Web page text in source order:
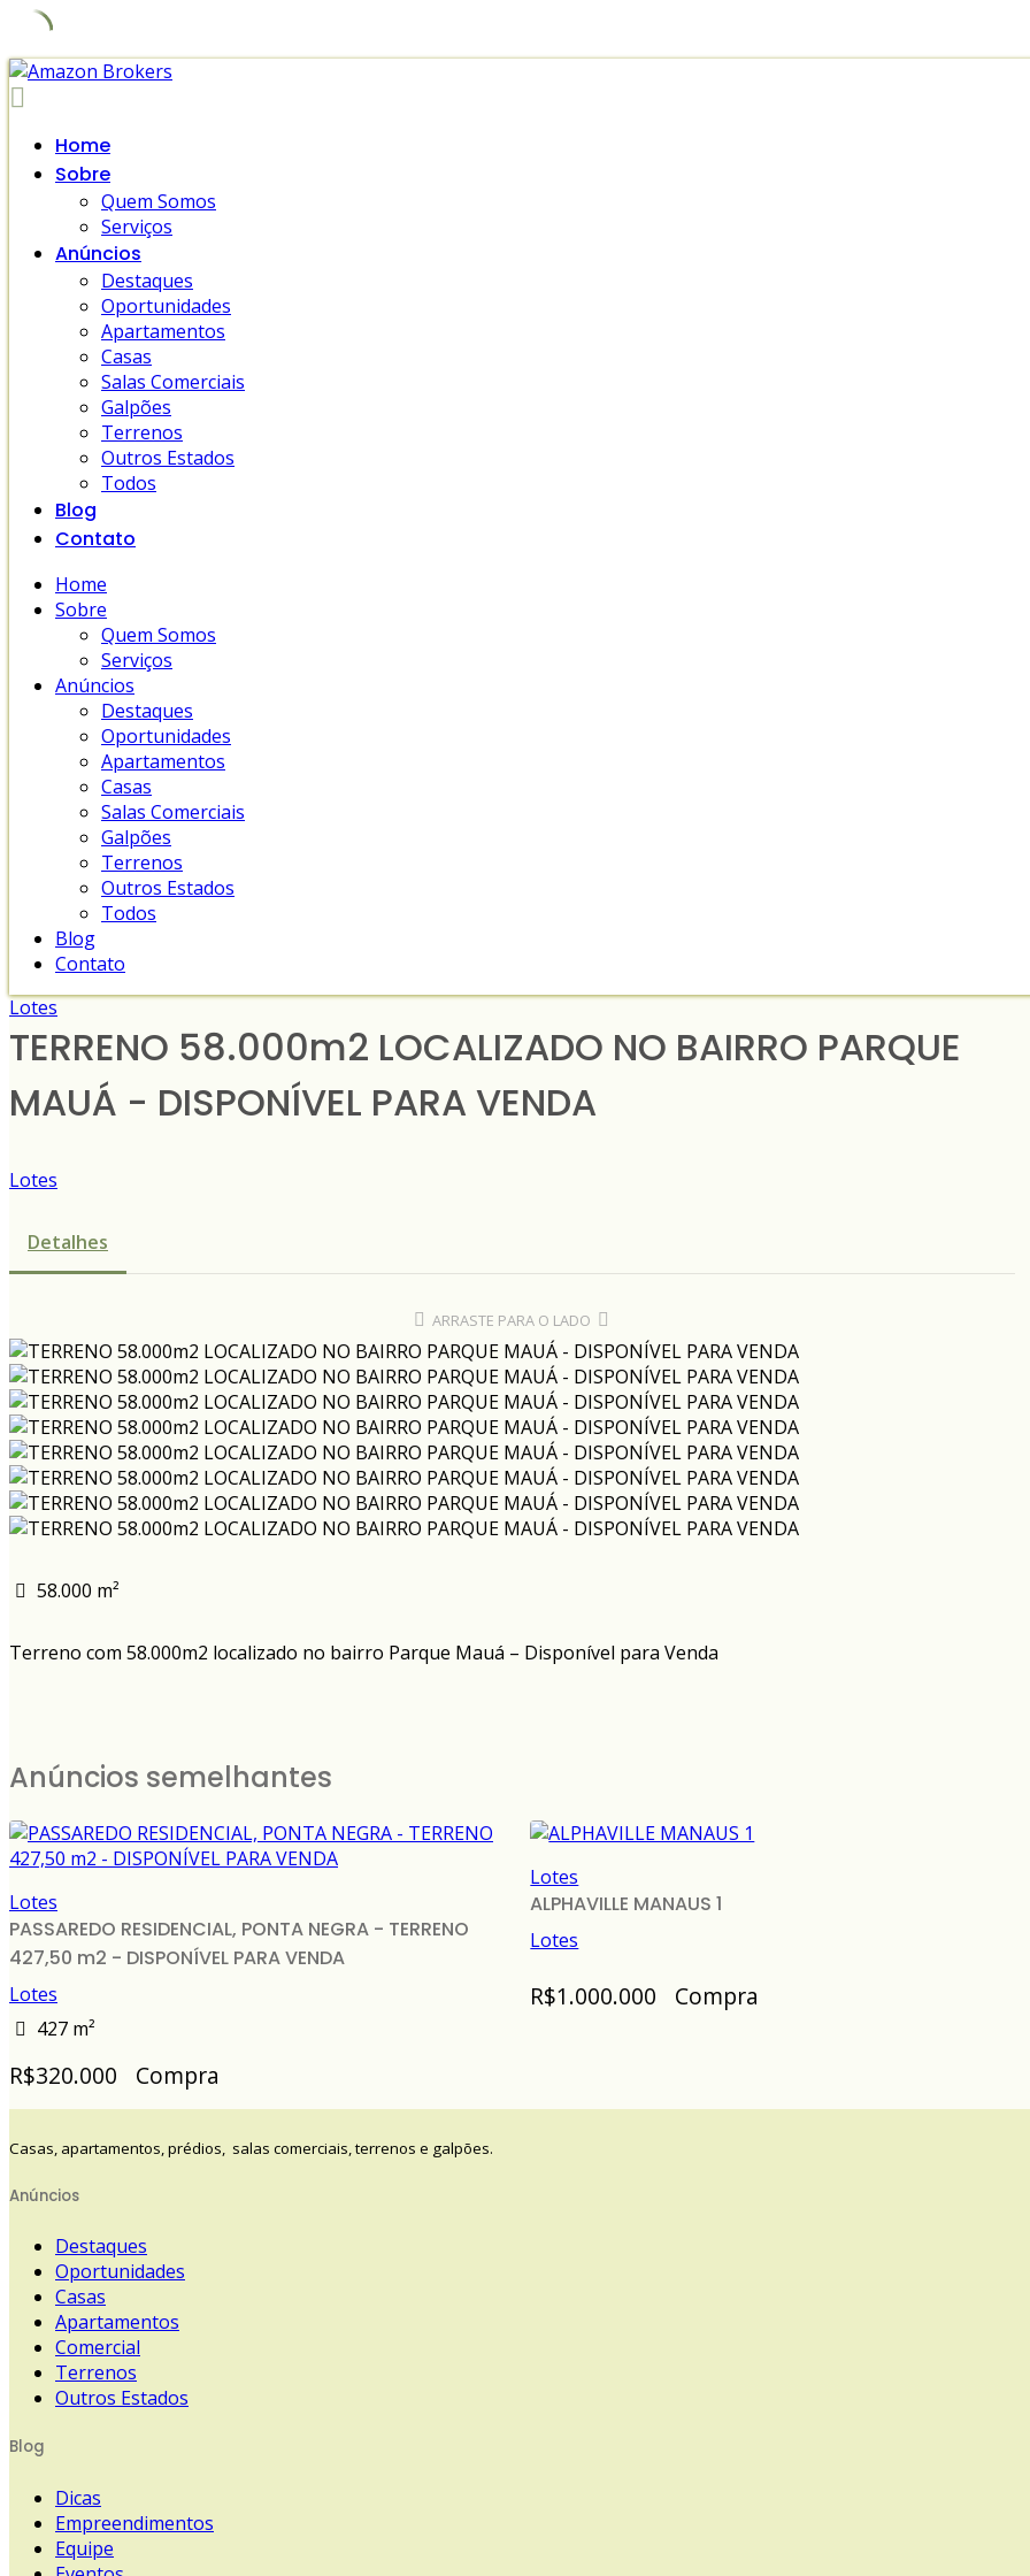
Skip
to
Home
Sobre
Quem Somos
Serviços
Anúncios
Destaques
Oportunidades
Apartamentos
Casas
Salas Comerciais
Galpões
Terrenos
Outros Estados
Todos
Blog
Contato
Home
Sobre
Quem Somos
Serviços
Anúncios
Destaques
Oportunidades
Apartamentos
Casas
Salas Comerciais
Galpões
Terrenos
Outros Estados
Todos
Blog
Contato
Lotes
TERRENO 58.000m2 LOCALIZADO NO BAIRRO PARQUE
MAUÁ - DISPONÍVEL PARA VENDA
Lotes
Detalhes
ARRASTE PARA O LADO
58.000 m²
Terreno com 58.000m2 localizado no bairro Parque Mauá – Disponível para Venda
Anúncios semelhantes
Lotes
PASSAREDO RESIDENCIAL, PONTA NEGRA - TERRENO
427,50 m2 - DISPONÍVEL PARA VENDA
Lotes
427 m²
R$320.000 Compra
Lotes
ALPHAVILLE MANAUS 1
Lotes
R$1.000.000 Compra
Casas, apartamentos, prédios, salas comerciais, terrenos e galpões.
Anúncios
Destaques
Oportunidades
Casas
Apartamentos
Comercial
Terrenos
Outros Estados
Blog
Dicas
Empreendimentos
Equipe